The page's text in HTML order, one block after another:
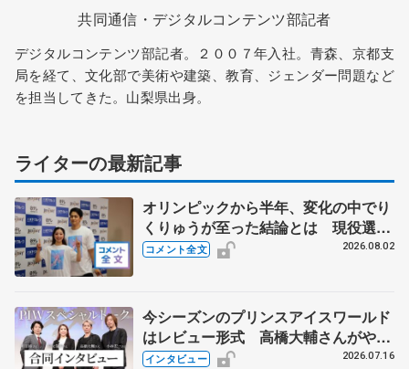
共同通信・デジタルコンテンツ部記者
デジタルコンテンツ部記者。２００７年入社。青森、京都支
局を経て、文化部で美術や建築、教育、ジェンダー問題など
を担当してきた。山梨県出身。
ライターの最新記事
オリンピックから半年、変化の中でり
くりゅうが至った結論とは 現役選手
みたいな今の生活に「引退したんだよ
コメント全文 2026.08.02
今シーズンのプリンスアイスワールド
はレビュー形式 高橋大輔さんがやっ
てみるなら、歌、ダンス、コント...？
インタビュー 2026.07.16